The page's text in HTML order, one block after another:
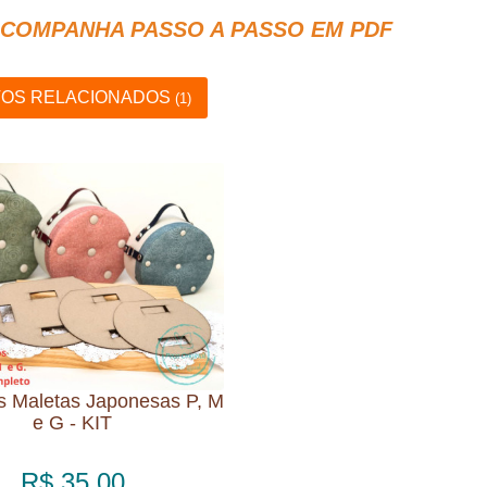
PASSO A PASSO EM PDF
RELACIONADOS (1)
Maletas Japonesas P, M
e G - KIT